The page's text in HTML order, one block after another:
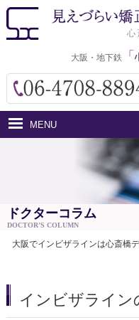
大阪・地下鉄
MENU
イン
ドクターコラム
DOCTOR’S COLUMN
大阪でインビザラインは心斎橋
インビザライン